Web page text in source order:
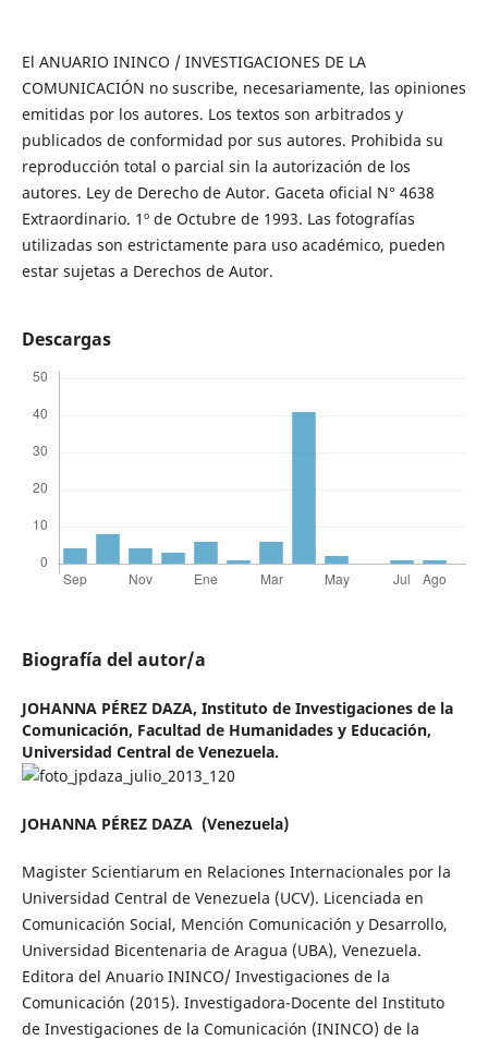
El ANUARIO ININCO / INVESTIGACIONES DE LA
COMUNICACIÓN no suscribe, necesariamente, las opiniones
emitidas por los autores. Los textos son arbitrados y
publicados de conformidad por sus autores. Prohibida su
reproducción total o parcial sin la autorización de los
autores. Ley de Derecho de Autor. Gaceta oficial N° 4638
Extraordinario. 1º de Octubre de 1993. Las fotografías
utilizadas son estrictamente para uso académico, pueden
estar sujetas a Derechos de Autor.
Descargas
Biografía del autor/a
JOHANNA PÉREZ DAZA, Instituto de Investigaciones de la
Comunicación, Facultad de Humanidades y Educación,
Universidad Central de Venezuela.
JOHANNA PÉREZ DAZA (Venezuela)
Magister Scientiarum en Relaciones Internacionales por la
Universidad Central de Venezuela (UCV). Licenciada en
Comunicación Social, Mención Comunicación y Desarrollo,
Universidad Bicentenaria de Aragua (UBA), Venezuela.
Editora del Anuario ININCO/ Investigaciones de la
Comunicación (2015). Investigadora-Docente del Instituto
de Investigaciones de la Comunicación (ININCO) de la